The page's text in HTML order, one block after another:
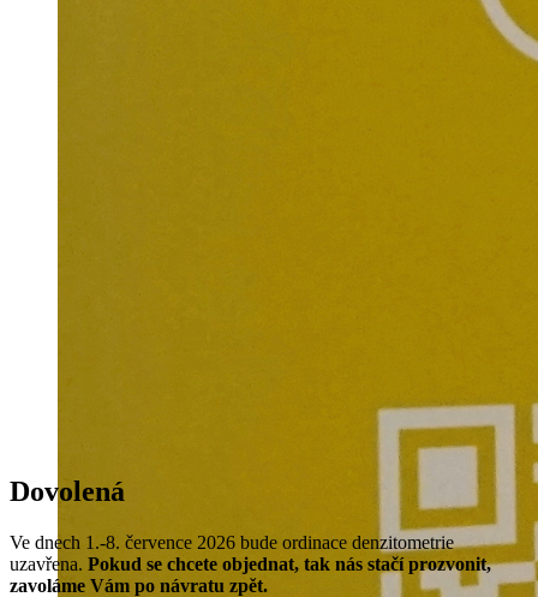
Dovolená
Ve dnech 1.-8. července 2026 bude ordinace denzitometrie
uzavřena. Pokud se chcete objednat, tak nás stačí prozvonit,
zavoláme Vám po návratu zpět.